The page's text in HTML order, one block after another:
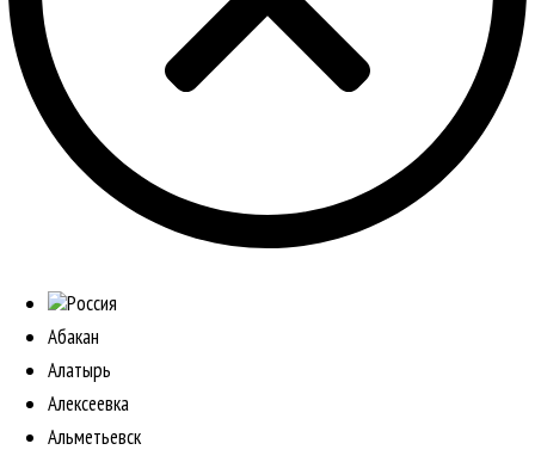
Россия
Абакан
Алатырь
Алексеевка
Альметьевск